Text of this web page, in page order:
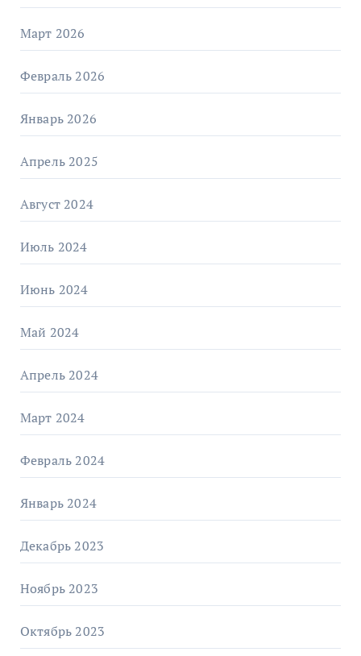
Март 2026
Февраль 2026
Январь 2026
Апрель 2025
Август 2024
Июль 2024
Июнь 2024
Май 2024
Апрель 2024
Март 2024
Февраль 2024
Январь 2024
Декабрь 2023
Ноябрь 2023
Октябрь 2023